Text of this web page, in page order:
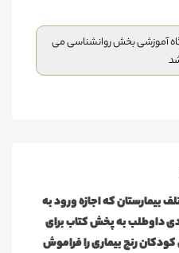
آموزشی بخش روانشناسی می
بیمارستان که اجازه ورود به
داوطلب به پخش کتاب برای
رنج بیماری را فراموش